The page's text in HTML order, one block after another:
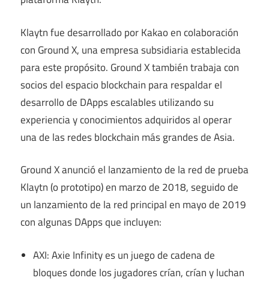
Klaytn fue desarrollado por Kakao en colaboración
con Ground X, una empresa subsidiaria establecida
para este propósito. Ground X también trabaja con
socios del espacio blockchain para respaldar el
desarrollo de DApps escalables utilizando su
experiencia y conocimientos adquiridos al operar
una de las redes blockchain más grandes de Asia.
Ground X anunció el lanzamiento de la red de prueba
Klaytn (o prototipo) en marzo de 2018, seguido de
un lanzamiento de la red principal en mayo de 2019
con algunas DApps que incluyen:
AXI: Axie Infinity es un juego de cadena de
bloques donde los jugadores crían, crían y luchan